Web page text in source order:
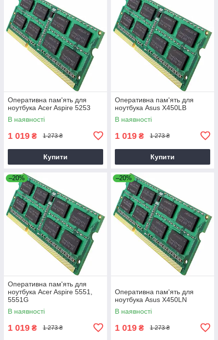
Оперативна пам'ять для
ноутбука Acer Aspire 5253
В наявності
1 019 ₴ 1 273 ₴
Купити
Оперативна пам'ять для
ноутбука Asus X450LB
В наявності
1 019 ₴ 1 273 ₴
Купити
–20%
Оперативна пам'ять для
ноутбука Acer Aspire 5551,
5551G
В наявності
1 019 ₴ 1 273 ₴
–20%
Оперативна пам'ять для
ноутбука Asus X450LN
В наявності
1 019 ₴ 1 273 ₴